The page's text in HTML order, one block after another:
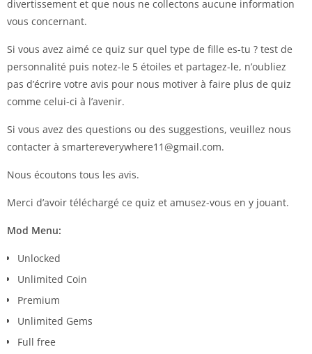
divertissement et que nous ne collectons aucune information
vous concernant.
Si vous avez aimé ce quiz sur quel type de fille es-tu ? test de
personnalité puis notez-le 5 étoiles et partagez-le, n’oubliez
pas d’écrire votre avis pour nous motiver à faire plus de quiz
comme celui-ci à l’avenir.
Si vous avez des questions ou des suggestions, veuillez nous
contacter à smartereverywhere11@gmail.com.
Nous écoutons tous les avis.
Merci d’avoir téléchargé ce quiz et amusez-vous en y jouant.
Mod Menu:
Unlocked
Unlimited Coin
Premium
Unlimited Gems
Full free